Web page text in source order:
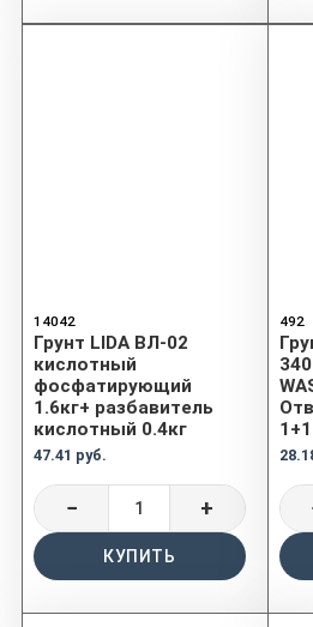
14042
Грунт LIDA ВЛ-02
кислотный
фосфатирующий
1.6кг+ разбавитель
кислотный 0.4кг
47.41 руб.
− +
КУПИТЬ
492